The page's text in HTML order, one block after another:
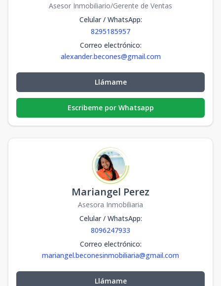
Asesor Inmobiliario/Gerente de Ventas
Celular / WhatsApp:
8295185957
Correo electrónico:
alexander.becones@gmail.com
Llámame
Escribeme por Whatsapp
Mariangel Perez
Asesora Inmobiliaria
Celular / WhatsApp:
8096247933
Correo electrónico:
mariangel.beconesinmobiliaria@gmail.com
Llámame